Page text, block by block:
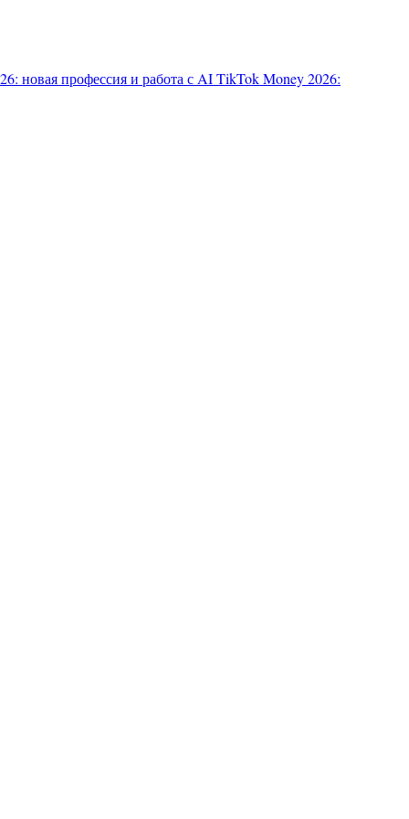
новая профессия и работа с AITikTok Money 2026: